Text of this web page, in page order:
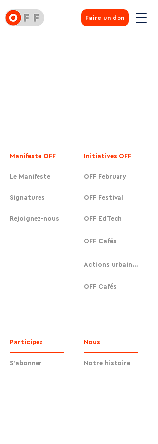
Faire un don
Manifeste OFF
Le Manifeste
Signatures
Rejoignez-nous
Initiatives OFF
OFF February
OFF Festival
OFF EdTech
OFF Cafés
Actions urbaines
OFF Cafés
Participez
S'abonner
Nous
Notre histoire